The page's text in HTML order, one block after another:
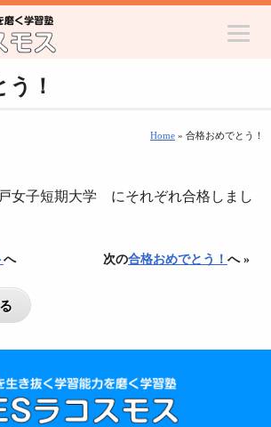
！
Home » 合格おめでとう！
女子短期大学 にそれぞれ合格しまし
へ 次の合格おめでとう！ へ »